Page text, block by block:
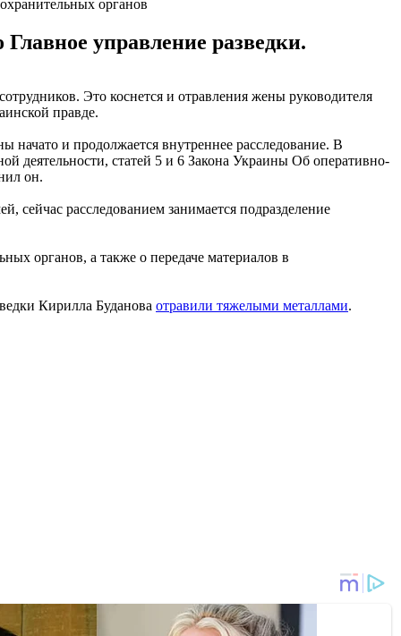
органов
управление разведки.
Это коснется и отравления жены руководителя
правде.
и продолжается внутреннее расследование. В
деятельности, статей 5 и 6 Закона Украины Об оперативно-
он.
сейчас расследованием занимается подразделение
органов, а также о передаче материалов в
Кирилла Буданова отравили тяжелыми металлами.